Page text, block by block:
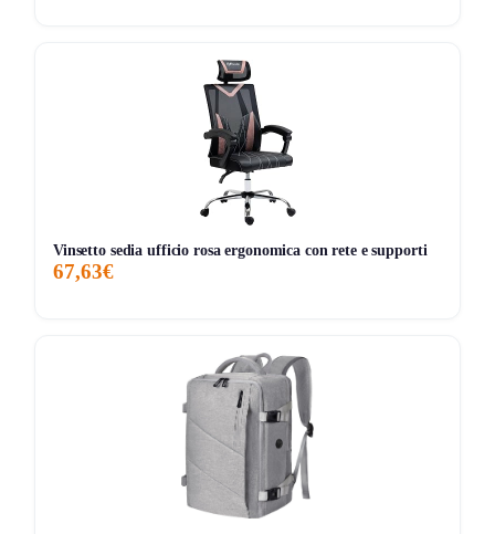
Vinsetto sedia ufficio rosa ergonomica con rete e supporti
67,63€